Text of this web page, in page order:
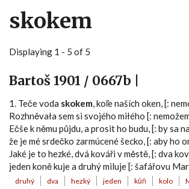
skokem
Displaying 1 - 5 of 5
Bartoš 1901 / 0667b |
1. Teče voda skokem, koľe naších oken, [:
Rozhněvała sem si svojého miłého [:
Ečše k němu půjdu, a prosit ho budu, [: by sa
že je mé srdečko zarmúcené šecko, [: aby ho
Jaké je to hezké, dvá kováři v městě, [: dva
jeden koně kuje a druhý miluje [: šafářovu
druhý dva hezký jeden kůň kolo